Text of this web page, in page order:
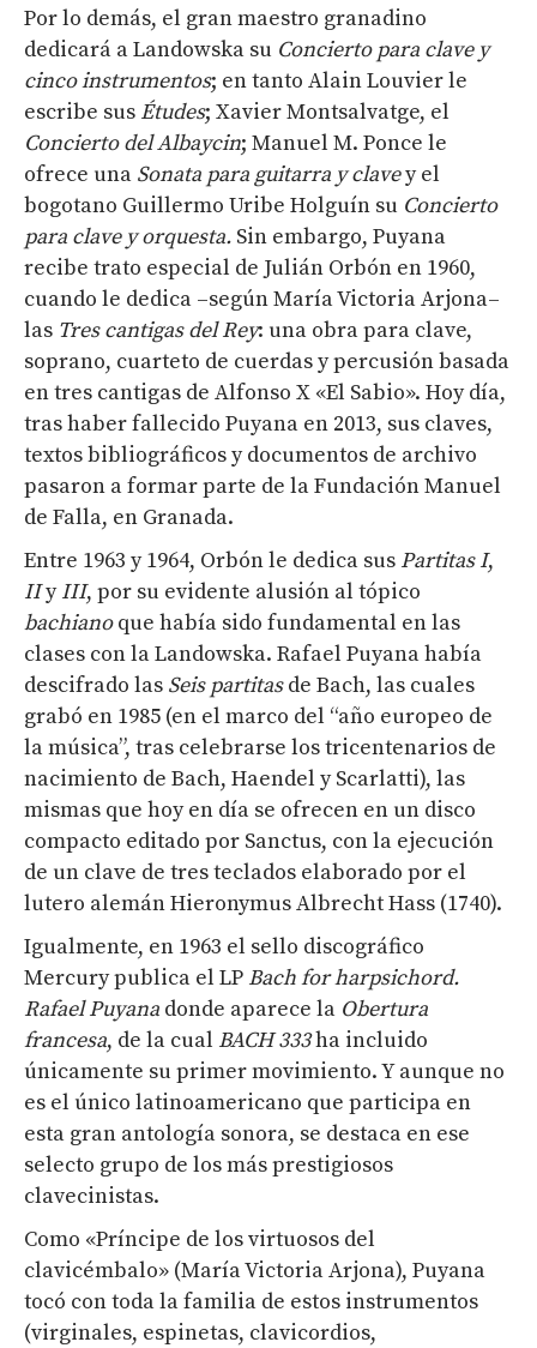
Por lo demás, el gran maestro granadino
dedicará a Landowska su Concierto para clave y
cinco instrumentos; en tanto Alain Louvier le
escribe sus Études; Xavier Montsalvatge, el
Concierto del Albaycin; Manuel M. Ponce le
ofrece una Sonata para guitarra y clavey el
bogotano Guillermo Uribe Holguín su Concierto
para clave y orquesta. Sin embargo, Puyana
recibe trato especial de Julián Orbón en 1960,
cuando le dedica –según María Victoria Arjona–
las Tres cantigas del Rey: una obra para clave,
soprano, cuarteto de cuerdas y percusión basada
en tres cantigas de Alfonso X «El Sabio». Hoy día,
tras haber fallecido Puyana en 2013, sus claves,
textos bibliográficos y documentos de archivo
pasaron a formar parte de la Fundación Manuel
de Falla, en Granada.
Entre 1963 y 1964, Orbón le dedica sus Partitas I,
IIyIII, por su evidente alusión al tópico
bachianoque había sido fundamental en las
clases con la Landowska. Rafael Puyana había
descifrado las Seis partitasde Bach, las cuales
grabó en 1985 (en el marco del “año europeo de
la música”, tras celebrarse los tricentenarios de
nacimiento de Bach, Haendel y Scarlatti), las
mismas que hoy en día se ofrecen en un disco
compacto editado por Sanctus, con la ejecución
de un clave de tres teclados elaborado por el
lutero alemán Hieronymus Albrecht Hass (1740).
Igualmente, en 1963 el sello discográfico
Mercury publica el LP Bach for harpsichord.
Rafael Puyana donde aparece la Obertura
francesa, de la cual BACH 333ha incluido
únicamente su primer movimiento. Y aunque no
es el único latinoamericano que participa en
esta gran antología sonora, se destaca en ese
selecto grupo de los más prestigiosos
clavecinistas.
Como «Príncipe de los virtuosos del
clavicémbalo» (María Victoria Arjona), Puyana
tocó con toda la familia de estos instrumentos
(virginales, espinetas, clavicordios,